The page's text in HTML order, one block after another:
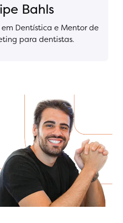
Bahls
Dentística e Mentor de
para dentistas.